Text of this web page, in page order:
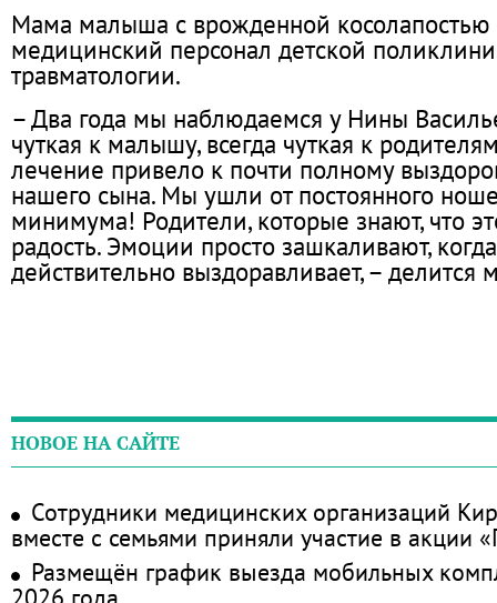
Мама малыша с врожденной косолапостью
медицинский персонал детской
травматологии.
– Два года мы наблюдаемся у Нины
чуткая к малышу, всегда чуткая к
лечение привело к почти полному
нашего сына. Мы ушли от постоянного
минимума! Родители, которые знают, что
радость. Эмоции просто зашкаливают,
действительно выздоравливает, – делится
НОВОЕ НА САЙТЕ
Сотрудники медицинских организаций
вместе с семьями приняли участие в акции
Размещён график выезда мобильных